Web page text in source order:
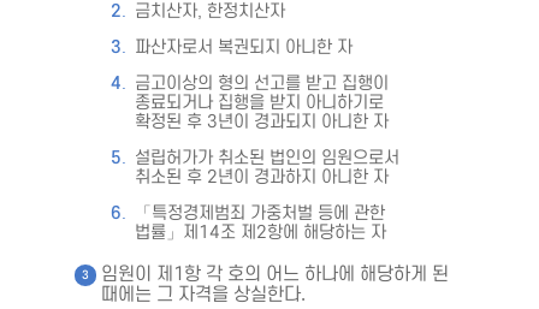
금치산자, 한정치산자
파산자로서 복권되지 아니한 자
금고이상의 형의 선고를 받고 집행이
종료되거나 집행을 받지 아니하기로
확정된 후 3년이 경과되지 아니한 자
설립허가가 취소된 법인의 임원으로서
취소된 후 2년이 경과하지 아니한 자
「특정경제범죄 가중처벌 등에 관한
법률」제14조 제2항에 해당하는 자
임원이 제1항 각 호의 어느 하나에 해당하게 된
때에는 그 자격을 상실한다.